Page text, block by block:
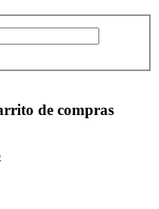
de compras